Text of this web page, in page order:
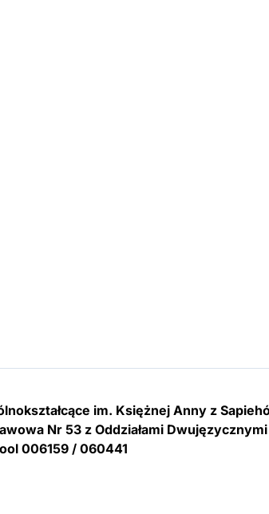
im. Księżnej Anny z
Nr 53 z Oddziałami
006159 / 060441